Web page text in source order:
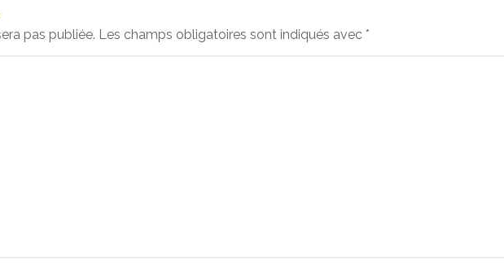
pas publiée. Les champs obligatoires sont indiqués avec *